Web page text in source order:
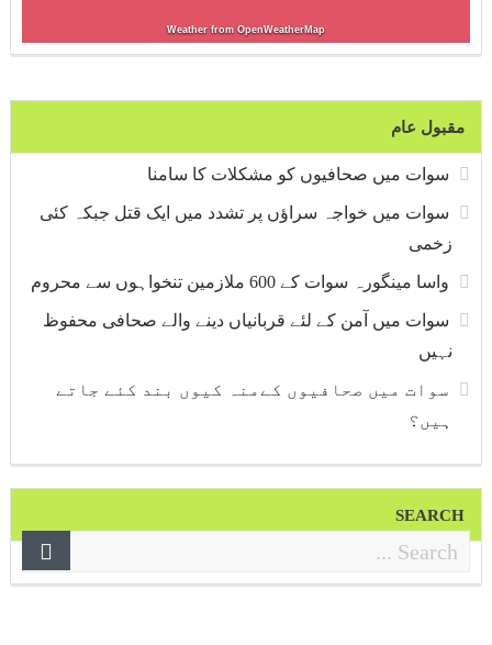
Weather from OpenWeatherMap
مقبول عام
سوات میں صحافیوں کو مشکلات کا سامنا
سوات میں خواجہ سراؤں پر تشدد میں ایک قتل جبکہ کئی
زخمی
واسا مینگورہ سوات کے 600 ملازمین تنخواہوں سے محروم
سوات میں آمن کے لئے قربانیاں دینے والے صحافی محفوظ
نہیں
سوات میں صحافیوں کےمنہ کیوں بند کئے جاتے
ہیں؟
SEARCH